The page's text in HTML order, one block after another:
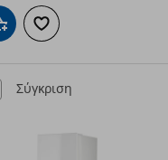
στο καλάθι
Προσθήκη στα
Σύγκριση